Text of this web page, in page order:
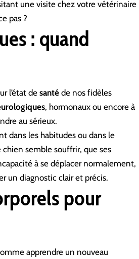
une visite chez votre vétérinaire
pas ?
: quand
l’état de santé de nos fidèles
, hormonaux ou encore à
au sérieux.
dans les habitudes ou dans le
semble souffrir, que ses
à se déplacer normalement,
un diagnostic clair et précis.
pour
apprendre un nouveau